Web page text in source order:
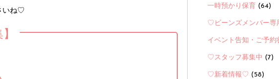
いね♡ 一時預かり保育 (64)
♡ビーンズメンバー専
イベント告知・ご予約
♡スタッフ募集中 (7)
♡新着情報♡ (58)